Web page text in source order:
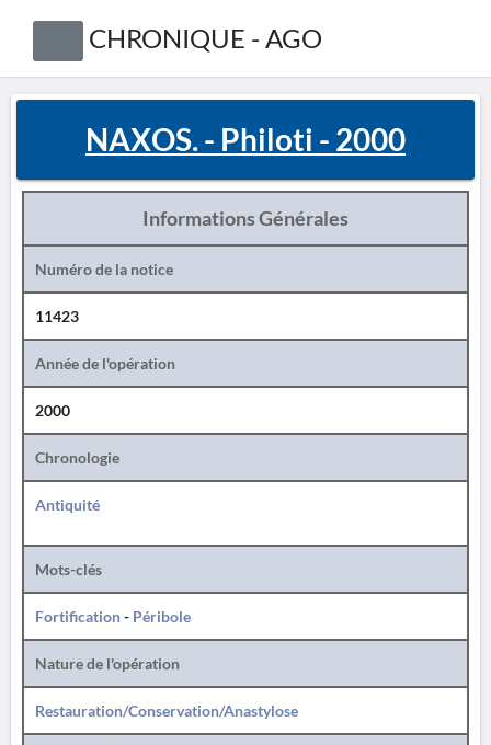
CHRONIQUE - AGO
NAXOS. - Philoti - 2000
Informations Générales
Numéro de la notice
11423
Année de l'opération
2000
Chronologie
Antiquité
Mots-clés
Fortification- Péribole
Nature de l'opération
Restauration/Conservation/Anastylose